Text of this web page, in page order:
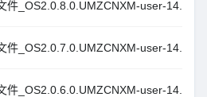
件_OS2.0.8.0.UMZCNXM-user-14.0
件_OS2.0.7.0.UMZCNXM-user-14.0
件_OS2.0.6.0.UMZCNXM-user-14.0